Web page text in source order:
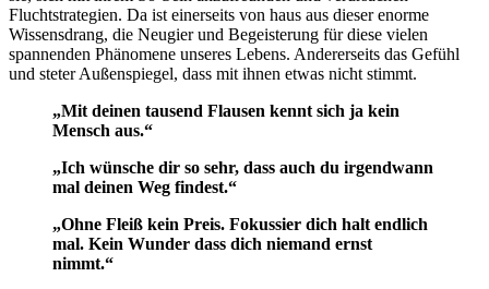
Fluchtstrategien. Da ist einerseits von haus aus dieser enorme
Wissensdrang, die Neugier und Begeisterung für diese vielen
spannenden Phänomene unseres Lebens. Andererseits das Gefühl
und steter Außenspiegel, dass mit ihnen etwas nicht stimmt.
„Mit deinen tausend Flausen kennt sich ja kein
Mensch aus.“
„Ich wünsche dir so sehr, dass auch du irgendwann
mal deinen Weg findest.“
„Ohne Fleiß kein Preis. Fokussier dich halt endlich
mal. Kein Wunder dass dich niemand ernst
nimmt.“